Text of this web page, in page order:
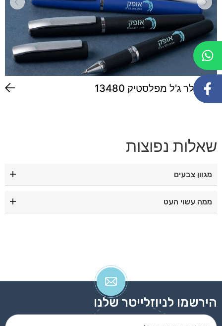
עט רולר ג'ל מפלסטיק 13480
שאלות נפוצות
מגוון צבעים
ממה עשוי העט
הירשמו לניוזלייטר שלנו